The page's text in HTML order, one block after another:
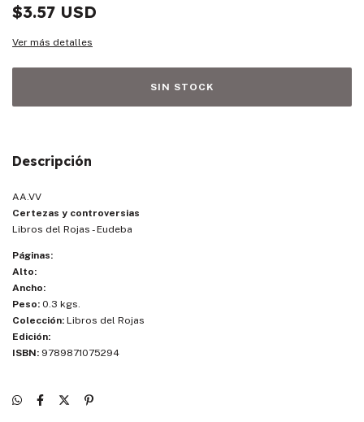
$3.57 USD
Ver más detalles
Descripción
AA.VV
Certezas y controversias
Libros del Rojas - Eudeba
Páginas:
Alto:
Ancho:
Peso: 0.3 kgs.
Colección: Libros del Rojas
Edición:
ISBN: 9789871075294